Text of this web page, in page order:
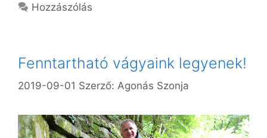
Hozzászólás
Fenntartható vágyaink legyenek!
2019-09-01 Szerző: Agonás Szonja